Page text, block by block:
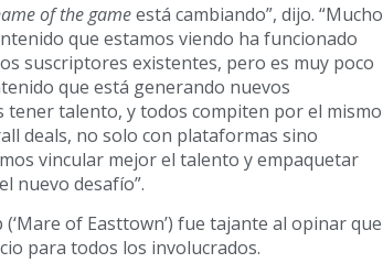
of the gameestá cambiando”, dijo. “Mucho
que estamos viendo ha funcionado
suscriptores existentes, pero es muy poco
que está generando nuevos
tener talento, y todos compiten por el mismo
deals, no solo con plataformas sino
vincular mejor el talento y empaquetar
nuevo desafío”.
of Easttown’) fue tajante al opinar que
para todos los involucrados.